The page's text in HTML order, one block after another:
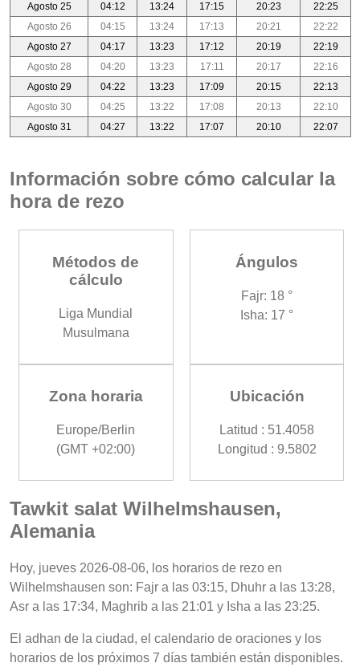
Agosto 25
04:12 13:24 17:15 20:23
22:25
Agosto 26
04:15 13:24 17:13 20:21
22:22
Agosto 27
04:17 13:23 17:12 20:19
22:19
Agosto 28
04:20 13:23 17:11 20:17
22:16
Agosto 29
04:22 13:23 17:09 20:15
22:13
Agosto 30
04:25 13:22 17:08 20:13
22:10
Agosto 31
04:27 13:22 17:07 20:10 22:07
Información sobre cómo calcular la
hora de rezo
Métodos de
cálculo
Liga Mundial
Musulmana
Ángulos
Fajr: 18 °
Isha: 17 °
Zona horaria
Europe/Berlin
(GMT +02:00)
Ubicación
Latitud : 51.4058
Longitud : 9.5802
Tawkit salat Wilhelmshausen,
Alemania
Hoy, jueves 2026-08-06, los horarios de rezo en
Wilhelmshausen son: Fajr a las 03:15, Dhuhr a las 13:28,
Asr a las 17:34, Maghrib a las 21:01 y Isha a las 23:25.
El adhan de la ciudad, el calendario de oraciones y los
horarios de los próximos 7 días también están disponibles.